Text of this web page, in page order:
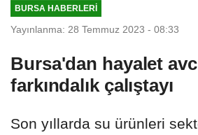
BURSA HABERLERI
Yayınlanma: 28 Temmuz 2023 - 08:33
Bursa'dan hayalet
farkındalık çalıştayı
Son yıllarda su ürünleri